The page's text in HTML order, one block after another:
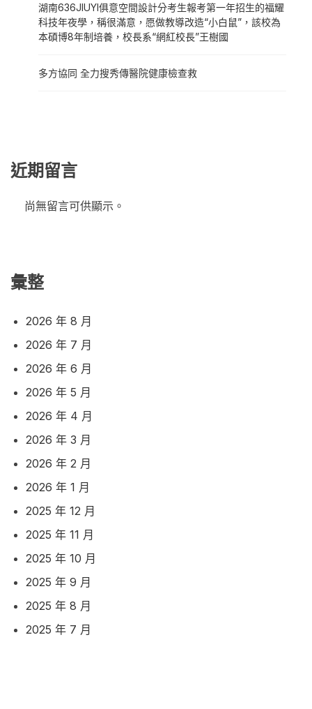
湖南636JIUYI俱意空間設計分考生報考第一年招生的福耀
科技年夜學，稱很滿意，愿做教導改造“小白鼠”，該校為
本碩博8年制培養，校長系“網紅校長”王樹國
多方協同 全力搜秀傳醫院健康檢查救
近期留言
尚無留言可供顯示。
彙整
2026 年 8 月
2026 年 7 月
2026 年 6 月
2026 年 5 月
2026 年 4 月
2026 年 3 月
2026 年 2 月
2026 年 1 月
2025 年 12 月
2025 年 11 月
2025 年 10 月
2025 年 9 月
2025 年 8 月
2025 年 7 月